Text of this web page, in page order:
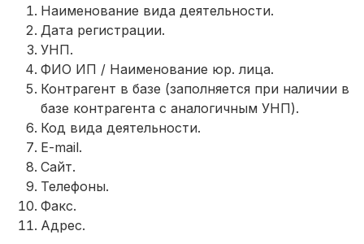
Наименование вида деятельности.
Дата регистрации.
УНП.
ФИО ИП / Наименование юр. лица.
Контрагент в базе (заполняется при наличии в
базе контрагента с аналогичным УНП).
Код вида деятельности.
E-mail.
Сайт.
Телефоны.
Факс.
Адрес.